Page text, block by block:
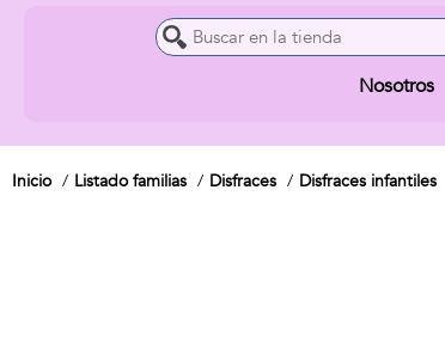
Nosotros
Inicio Listado familias Disfraces Disfraces infantiles